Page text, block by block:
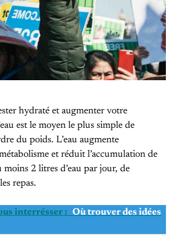
hydraté et augmenter votre
est le moyen le plus simple de
du poids. L’eau augmente
et réduit l’accumulation de
moins 2 litres d’eau par jour, de
repas.
interrésser : Où trouver des idées